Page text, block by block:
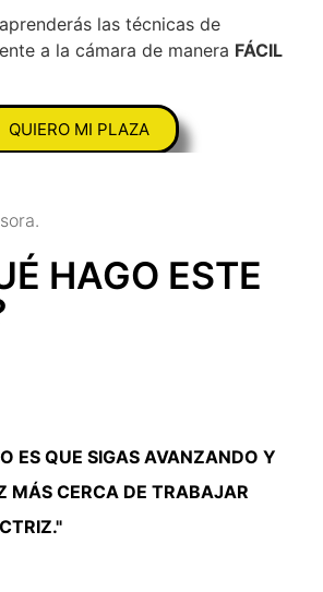
las técnicas de
a la cámara de manera FÁCIL
QUIERO MI PLAZA
HAGO ESTE
ES QUE SIGAS AVANZANDO Y
MÁS CERCA DE TRABAJAR